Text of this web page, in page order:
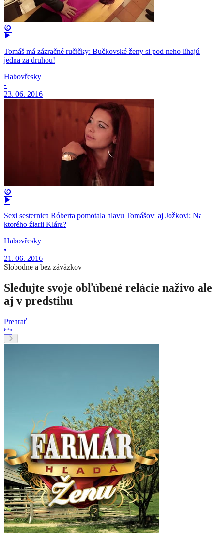
Tomáš má zázračné ručičky: Bučkovské ženy si pod neho líhajú
jedna za druhou!
Habovřesky
•
23. 06. 2016
Sexi sesternica Róberta pomotala hlavu Tomášovi aj Jožkovi: Na
ktorého žiarli Klára?
Habovřesky
•
21. 06. 2016
Slobodne a bez záväzkov
Sledujte svoje obľúbené relácie naživo ale
aj v predstihu
Prehrať